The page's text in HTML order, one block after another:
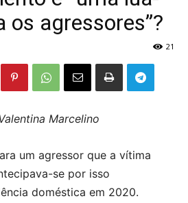
os agressores”?
21
Marcelino
um agressor que a vítima
se por isso
doméstica em 2020.